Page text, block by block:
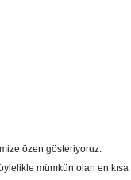
özen gösteriyoruz.
mümkün olan en